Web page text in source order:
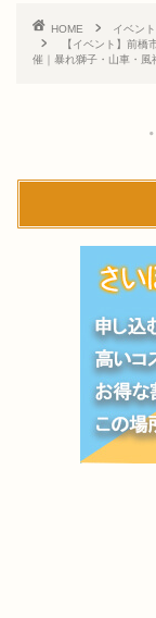
HOME
イベント
【イベント】前
催｜暴れ獅子・山車・風